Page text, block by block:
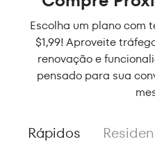
Escolha um plano com
$1,99! Aproveite
renovação e
pensado para sua
Rápidos